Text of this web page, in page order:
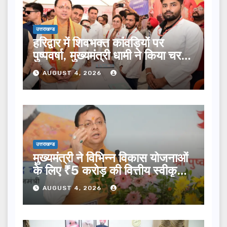
उत्तराखण्ड
हरिद्वार में शिवभक्त कांवड़ियों पर
पुष्पवर्षा, मुख्यमंत्री धामी ने किया चरण
प्रक्षालन…
AUGUST 4, 2026
उत्तराखण्ड
मुख्यमंत्री ने विभिन्न विकास योजनाओं
के लिए ₹5 करोड़ की वित्तीय स्वीकृति
दी…AUGUST 4, 2026